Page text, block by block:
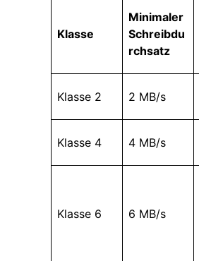
Klasse
Minimaler
Schreibdu
rchsatz
Klasse 2 2 MB/s
Klasse 4 4 MB/s
Klasse 6 6 MB/s